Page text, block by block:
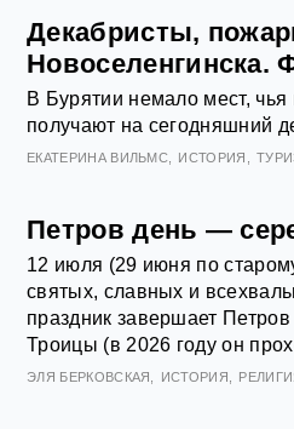
Декабристы,
Новоселенгинска.
В Бурятии немало мест,
получают на сегодняшний
ЕКАТЕРИНА ВИЛЬМС ИСТОРИЯ
Петров день —
12 июля (29 июня по
святых, славных и
праздник завершает
Троицы (в 2026 году он
ЭЛЯ БЕРКОВСКАЯ ИСТОРИЯ